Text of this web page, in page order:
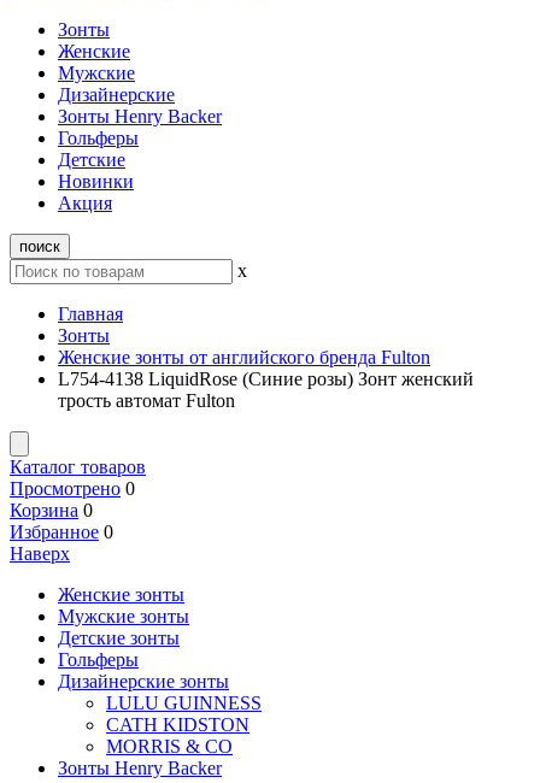
Зонты
Женские
Мужские
Дизайнерские
Зонты Henry Backer
Гольферы
Детские
Новинки
Акция
поиск
x
Главная
Зонты
Женские зонты от английского бренда Fulton
L754-4138 LiquidRose (Синие розы) Зонт женский
трость автомат Fulton
Каталог товаров
Просмотрено 0
Корзина 0
Избранное 0
Наверх
Женские зонты
Мужские зонты
Детские зонты
Гольферы
Дизайнерские зонты
LULU GUINNESS
CATH KIDSTON
MORRIS & CO
Зонты Henry Backer